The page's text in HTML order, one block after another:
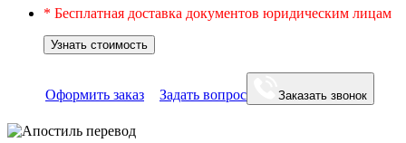
* Бесплатная доставка документов юридическим лицам
Узнать стоимость
Оформить заказ Задать вопрос Заказать звонок